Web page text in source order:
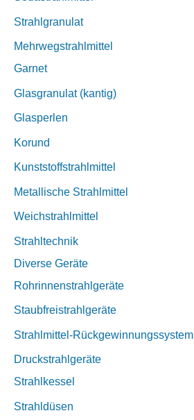
Strahlgranulat
Mehrwegstrahlmittel
Garnet
Glasgranulat (kantig)
Glasperlen
Korund
Kunststoffstrahlmittel
Metallische Strahlmittel
Weichstrahlmittel
Strahltechnik
Diverse Geräte
Rohrinnenstrahlgeräte
Staubfreistrahlgeräte
Strahlmittel-Rückgewinnungssystem
Druckstrahlgeräte
Strahlkessel
Strahldüsen